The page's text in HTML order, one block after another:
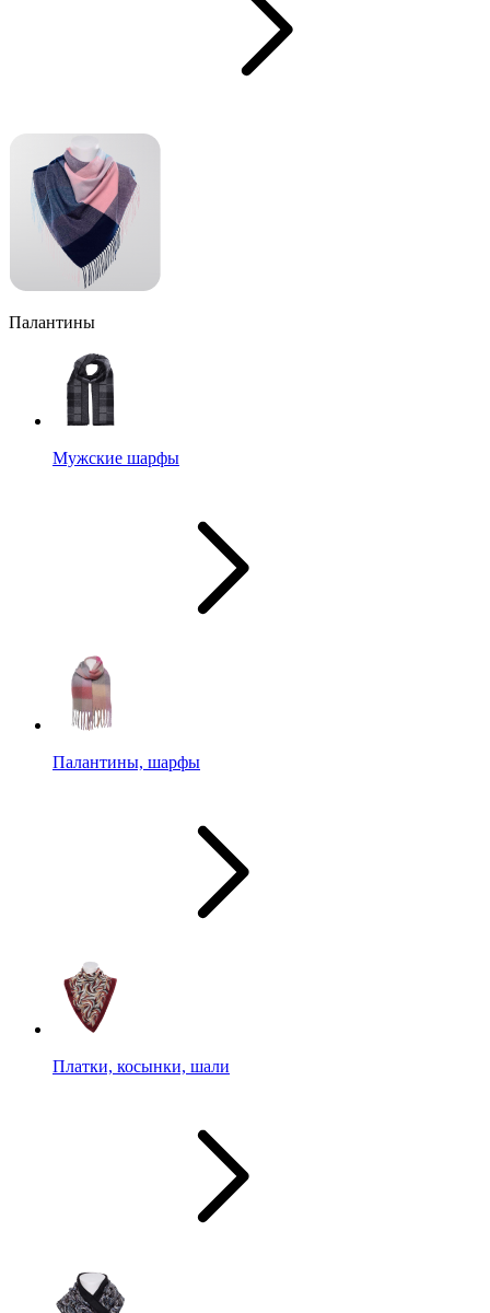
Палантины
Мужские шарфы
Палантины, шарфы
Платки, косынки, шали